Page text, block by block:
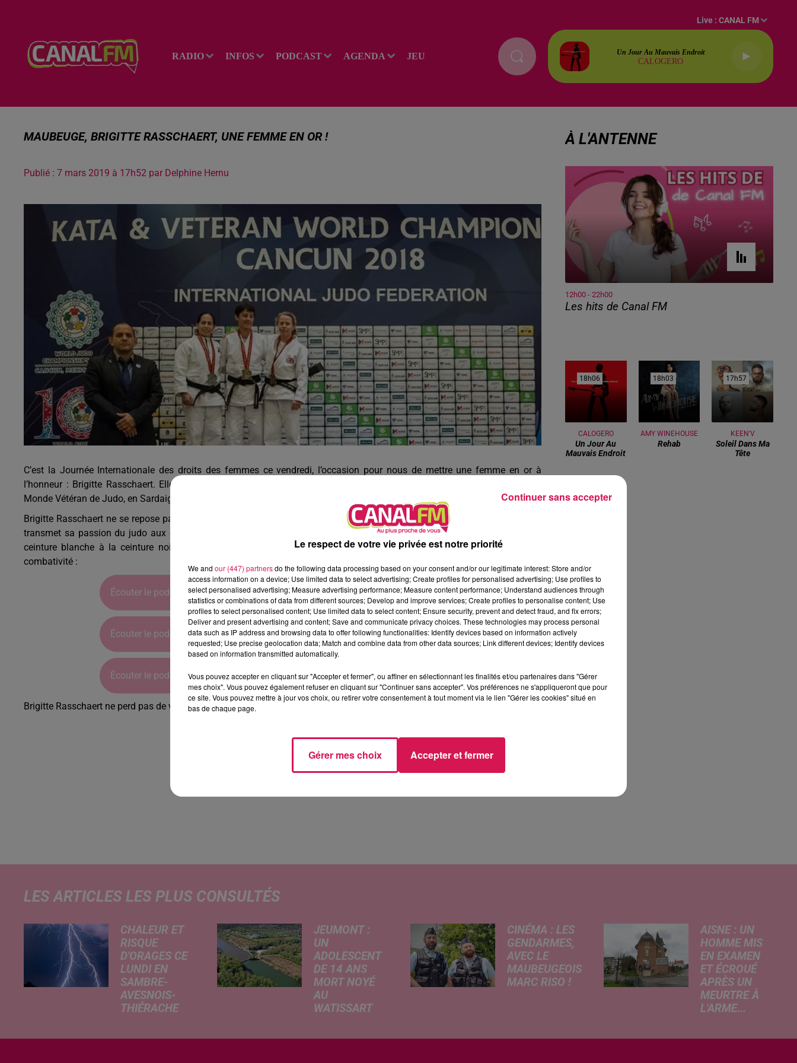
RADIO INFOS PODCAST AGENDA JEU
Live :CANAL FM
Un Jour Au Mauvais Endroit
CALOGERO
MAUBEUGE, BRIGITTE RASSCHAERT, UNE FEMME EN OR !
Publié : 7 mars 2019 à 17h52 par Delphine Hernu
C’est la Journée Internationale des droits des femmes ce vendredi, l’occasion pour nous de mettre une femme en or à
l’honneur : Brigitte Rasschaert. Elle est maubeugeoise, elle a 49 ans. La judokate a été deux fois titrée Championne du
Monde Vétéran de Judo, en Sardaigne en 2017 et à Cancun au Mexique en octobre dernier.
Brigitte Rasschaert ne se repose pas sur ses titres, elle conjugue son activité professionnelle dans l’industrie automobile et
transmet sa passion du judo aux élèves du Club d’Arts Martiaux à Maubeuge, sa « deuxième famille ». 140 élèves, de la
ceinture blanche à la ceinture noire et 6 femmes. Pour Brigitte Rasschaert, pas de victoire sans transmission et sans
combativité :
Écouter le podcast
Écouter le podcast
Écouter le podcast
Brigitte Rasschaert ne perd pas de vue son prochain challenge : les Championnats d’Europe aux Canaries, en juillet 2019.
À L'ANTENNE
Les hits de Canal FM
8h00 - 12h00 12h00 - 22h00
Les hits de Canal FM
18h06
18h06
CALOGERO
Un Jour Au
Mauvais Endroit
18h03
18h03
AMY WINEHOUSE
Rehab
17h57
17h57
KEEN'V
Soleil Dans Ma
Tête
LES ARTICLES LES PLUS CONSULTÉS
CHALEUR ET
RISQUE
D'ORAGES CE
LUNDI EN
SAMBRE-
AVESNOIS-
THIÉRACHE
typiquement
JEUMONT :
UN
ADOLESCENT
DE 14 ANS
MORT NOYÉ
AU
WATISSART
informations
CINÉMA : LES
GENDARMES,
AVEC LE
MAUBEUGEOIS
MARC RISO !
de la célèbre bande
AISNE : UN
HOMME MIS
EN EXAMEN
ET ÉCROUÉ
APRÈS UN
MEURTRE À
L'ARME...
produit au cours
Le respect de votre vie privée est notre priorité
We and our (447) partnersdo the following data processing based on your consent and/or our legitimate interest: Store and/or
access information on a device; Use limited data to select advertising; Create profiles for personalised advertising; Use profiles to
select personalised advertising; Measure advertising performance; Measure content performance; Understand audiences through
statistics or combinations of data from different sources; Develop and improve services; Create profiles to personalise content; Use
profiles to select personalised content; Use limited data to select content; Ensure security, prevent and detect fraud, and fix errors;
Deliver and present advertising and content; Save and communicate privacy choices. These technologies may process personal
data such as IP address and browsing data to offer following functionalities: Identify devices based on information actively
requested; Use precise geolocation data; Match and combine data from other data sources; Link different devices; Identify devices
based on information transmitted automatically.
Vous pouvez accepter en cliquant sur "Accepter et fermer", ou affiner en sélectionnant les finalités et/ou partenaires dans "Gérer
mes choix". Vous pouvez également refuser en cliquant sur "Continuer sans accepter". Vos préférences ne s'appliqueront que pour
ce site. Vous pouvez mettre à jour vos choix, ou retirer votre consentement à tout moment via le lien "Gérer les cookies" situé en
bas de chaque page.
Gérer mes choix Accepter et fermer
Continuer sans accepter